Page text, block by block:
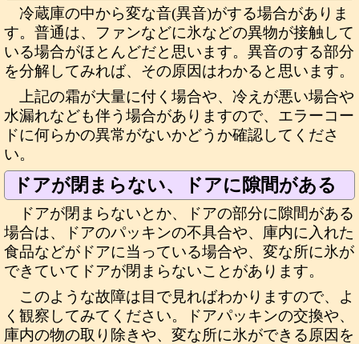
冷蔵庫の中から変な音(異音)がする場合がありま
す。普通は、ファンなどに氷などの異物が接触して
いる場合がほとんどだと思います。異音のする部分
を分解してみれば、その原因はわかると思います。
上記の霜が大量に付く場合や、冷えが悪い場合や
水漏れなども伴う場合がありますので、エラーコー
ドに何らかの異常がないかどうか確認してくださ
い。
ドアが閉まらない、ドアに隙間がある
ドアが閉まらないとか、ドアの部分に隙間がある
場合は、ドアのパッキンの不具合や、庫内に入れた
食品などがドアに当っている場合や、変な所に氷が
できていてドアが閉まらないことがあります。
このような故障は目で見ればわかりますので、よ
く観察してみてください。ドアパッキンの交換や、
庫内の物の取り除きや、変な所に氷ができる原因を